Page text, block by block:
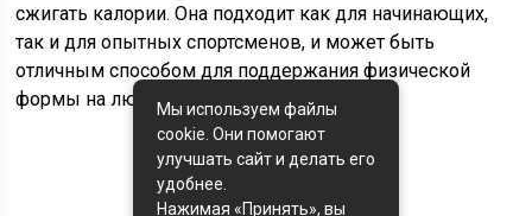
сжигать калории. Она подходит как для начинающих,
так и для опытных спортсменов, и может быть
отличным способом для поддержания физической
формы на любом возрасте.
Мы используем файлы
cookie. Они помогают
улучшать сайт и делать его
удобнее.
Нажимая «Принять», вы